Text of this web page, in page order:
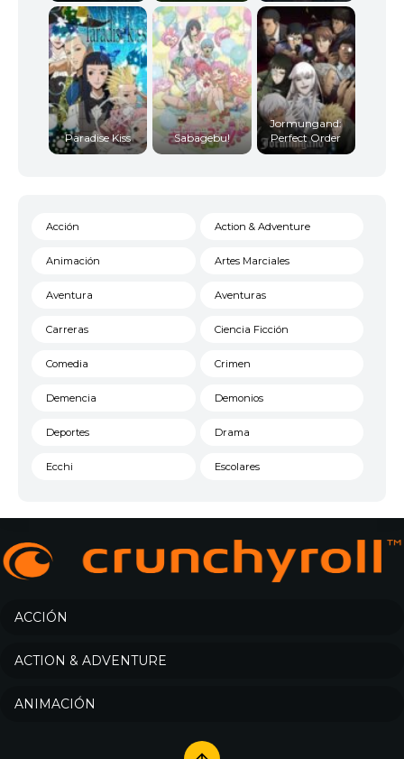
Paradise Kiss Sabagebu!
Jormungand:
Perfect Order
Acción Action & Adventure
Animación Artes Marciales
Aventura Aventuras
Carreras Ciencia Ficción
Comedia Crimen
Demencia Demonios
Deportes Drama
Ecchi Escolares
Historico Infantil
Misterio
ACCIÓN
ACTION & ADVENTURE
ANIMACIÓN